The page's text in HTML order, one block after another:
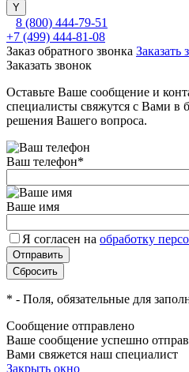
8 (800) 444-79-51
+7 (499) 444-81-08
Заказ обратного звонка Заказать
Заказать звонок
Оставьте Ваше сообщение и
специалисты свяжутся с Вами в
решения Вашего вопроса.
Ваш телефон*
Ваше имя
Я согласен на обработку
* - Поля, обязательные для
Сообщение отправлено
Ваше сообщение успешно
Вами свяжется наш специалист
Закрыть окно